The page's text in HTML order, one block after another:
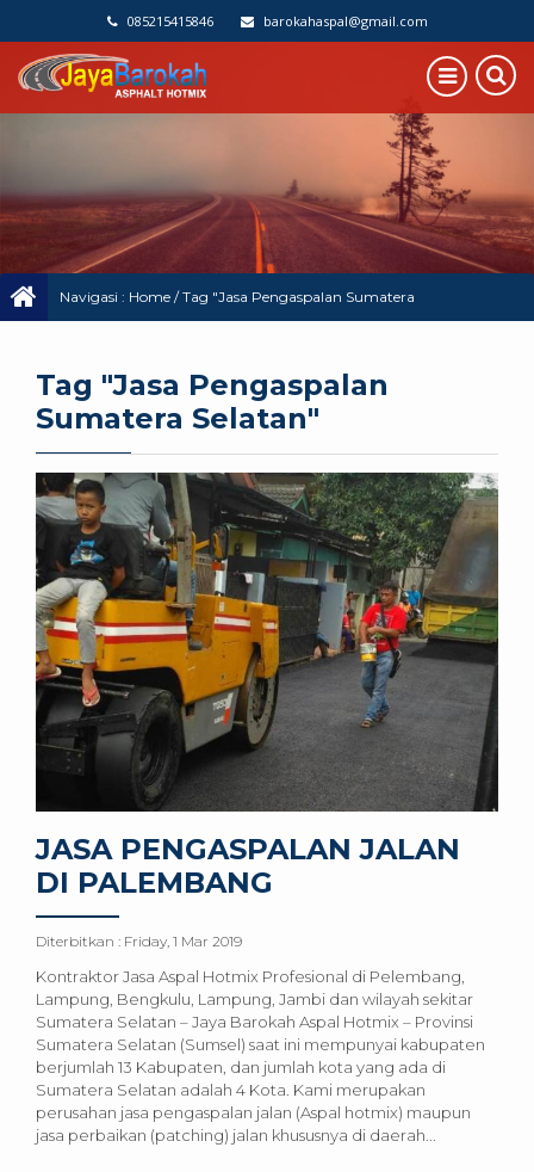
085215415846 barokahaspal@gmail.com
Navigasi : Home /Tag "Jasa Pengaspalan Sumatera
Tag "Jasa Pengaspalan
Sumatera Selatan"
JASA PENGASPALAN JALAN
DI PALEMBANG
Diterbitkan : Friday, 1 Mar 2019
Kontraktor Jasa Aspal Hotmix Profesional di Pelembang,
Lampung, Bengkulu, Lampung, Jambi dan wilayah sekitar
Sumatera Selatan – Jaya Barokah Aspal Hotmix – Provinsi
Sumatera Selatan (Sumsel) saat ini mempunyai kabupaten
berjumlah 13 Kabupaten, dan jumlah kota yang ada di
Sumatera Selatan adalah 4 Kota. Kami merupakan
perusahan jasa pengaspalan jalan (Aspal hotmix) maupun
jasa perbaikan (patching) jalan khususnya di daerah...